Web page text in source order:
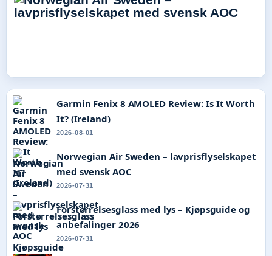
Garmin Fenix 8 AMOLED Review: Is It Worth
It? (Ireland)
2026-08-01
Norwegian Air Sweden – lavprisflyselskapet
med svensk AOC
2026-07-31
Forstørrelsesglass med lys – Kjøpsguide og
anbefalinger 2026
2026-07-31